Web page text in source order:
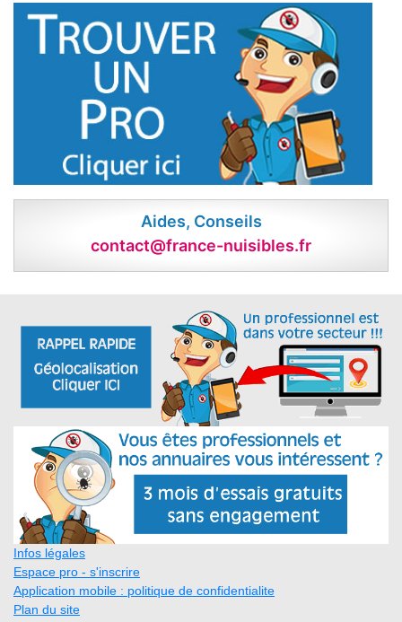
Aides, Conseils
contact@france-nuisibles.fr
Infos légales
Espace pro - s'inscrire
Application mobile : politique de confidentialite
Plan du site